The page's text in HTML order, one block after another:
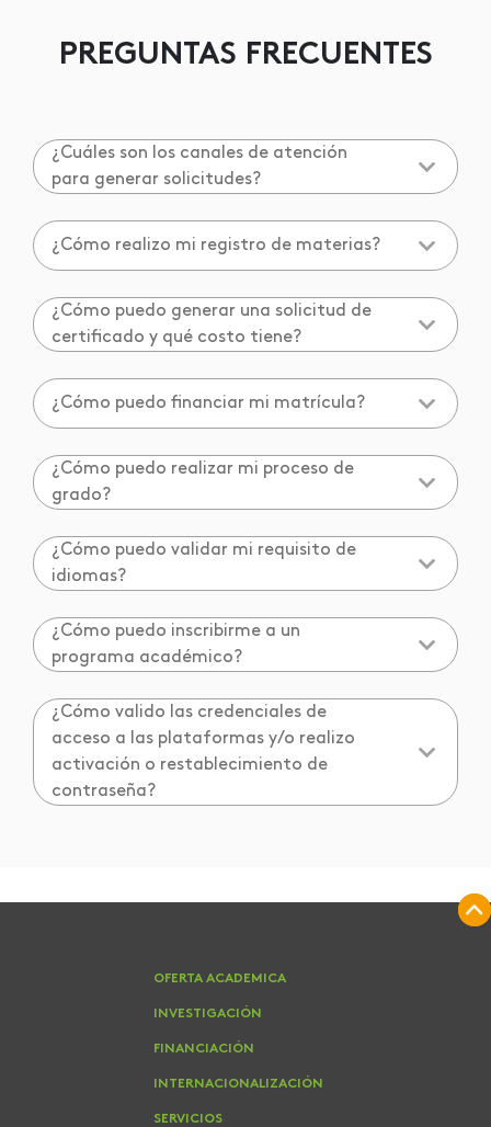
PREGUNTAS FRECUENTES
¿Cuáles son los canales de atención
para generar solicitudes?
¿Cómo realizo mi registro de materias?
¿Cómo puedo generar una solicitud de
certificado y qué costo tiene?
¿Cómo puedo financiar mi matrícula?
¿Cómo puedo realizar mi proceso de
grado?
¿Cómo puedo validar mi requisito de
idiomas?
¿Cómo puedo inscribirme a un
programa académico?
¿Cómo valido las credenciales de
acceso a las plataformas y/o realizo
activación o restablecimiento de
contraseña?
OFERTA ACADEMICA
INVESTIGACIÓN
FINANCIACIÓN
INTERNACIONALIZACIÓN
SERVICIOS